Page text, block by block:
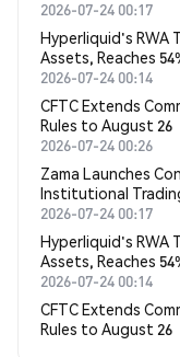
2026-07-24 00:17
Hyperliquid's RWA
Assets, Reaches
2026-07-24 00:14
CFTC Extends
Rules to August 26
2026-07-24 00:26
Zama Launches
Institutional
2026-07-24 00:17
Hyperliquid's RWA
Assets, Reaches
2026-07-24 00:14
CFTC Extends
Rules to August 26